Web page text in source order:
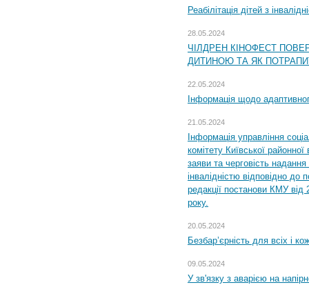
Реабілітація дітей з
28.05.2024
ЧІЛДРЕН КІНОФЕСТ
ДИТИНОЮ ТА ЯК
22.05.2024
Інформація щодо
21.05.2024
Інформація управління
комітету Київської
заяви та черговість надання
інвалідністю відповідно
редакції постанови КМУ від
року.
20.05.2024
Безбар’єрність для всіх і
09.05.2024
У зв'язку з аварією на